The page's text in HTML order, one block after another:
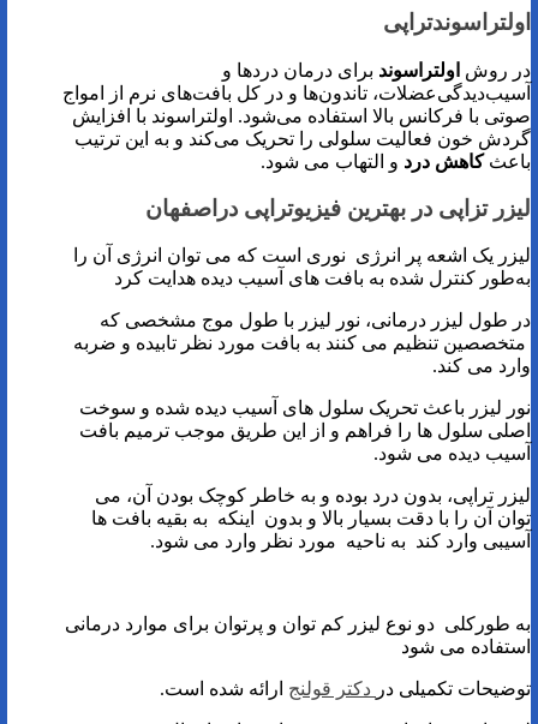
اولتراسوندتراپی
در روش اولتراسوند برای درمان دردها و
آسیب‌دیدگی‌عضلات، تاندون‌ها و در کل بافت‌های نرم از امواج
صوتی با فرکانس بالا استفاده می‌شود. اولتراسوند با افزایش
گردش خون فعالیت سلولی را تحریک می‌کند و به این ترتیب
باعثکاهش درد و التهاب می شود.
لیزر تزاپی در بهترین فیزیوتراپی دراصفهان
لیزر یک اشعه پر انرژی‌ نوری است که می توان انرژی آن را
به‌طور کنترل شده به بافت‌ های آسیب دیده هدایت کرد
در طول لیزر درمانی، نور لیزر با طول‌ موج مشخصی که
متخصصین تنظیم می کنند به بافت مورد نظر تابیده و ضربه
وارد می کند.
نور لیزر باعث تحریک سلول های آسیب دیده شده و سوخت
اصلی سلول ها را فراهم و از این طریق موجب ترمیم بافت
آسیب دیده می شود.
لیزر تراپی، بدون درد بوده و به خاطر کوچک بودن آن، می
توان آن را با دقت بسیار بالا و بدون اینکه به بقیه بافت ها
آسیبی وارد کند به ناحیه مورد نظر وارد می شود.
به طورکلی دو نوع لیزر کم توان و پرتوان برای موارد درمانی
استفاده می شود
توضیحات تکمیلی در دکتر قولنج ارائه شده است.